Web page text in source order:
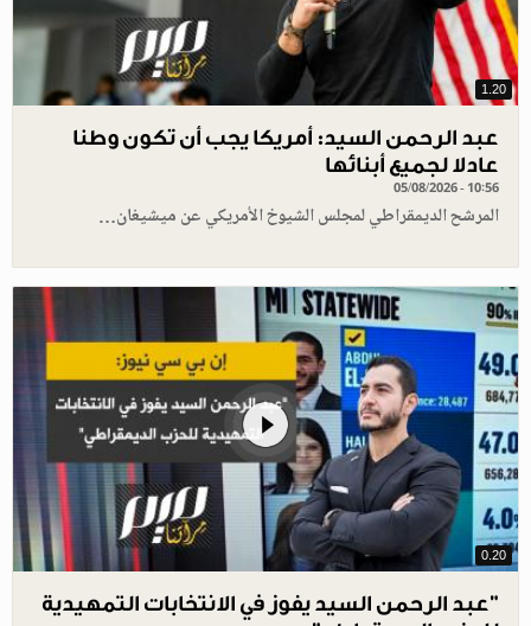
1.20
عبد الرحمن السيد: أمريكا يجب أن تكون وطنا
عادلا لجميع أبنائها
05/08/2026 - 10:56
المرشح الديمقراطي لمجلس الشيوخ الأمريكي عن ميشيغان…
0.20
"عبد الرحمن السيد يفوز في الانتخابات التمهيدية